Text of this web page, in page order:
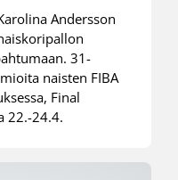
Andersson
31-
naisten FIBA
Final
22.-24.4.